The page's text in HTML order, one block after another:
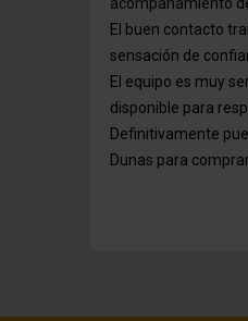
El buen contacto
sensación de
El equipo es muy
disponible para
Definitivamente
Dunas para